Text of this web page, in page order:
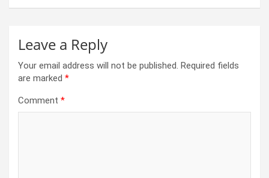
Leave a Reply
Your email address will not be published. Required fields
are marked *
Comment *